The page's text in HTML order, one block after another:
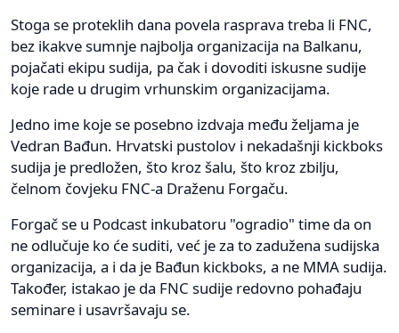
Stoga se proteklih dana povela rasprava treba li FNC,
bez ikakve sumnje najbolja organizacija na Balkanu,
pojačati ekipu sudija, pa čak i dovoditi iskusne sudije
koje rade u drugim vrhunskim organizacijama.
Jedno ime koje se posebno izdvaja među željama je
Vedran Bađun. Hrvatski pustolov i nekadašnji kickboks
sudija je predložen, što kroz šalu, što kroz zbilju,
čelnom čovjeku FNC-a Draženu Forgaču.
Forgač se u Podcast inkubatoru "ogradio" time da on
ne odlučuje ko će suditi, već je za to zadužena sudijska
organizacija, a i da je Bađun kickboks, a ne MMA sudija.
Također, istakao je da FNC sudije redovno pohađaju
seminare i usavršavaju se.